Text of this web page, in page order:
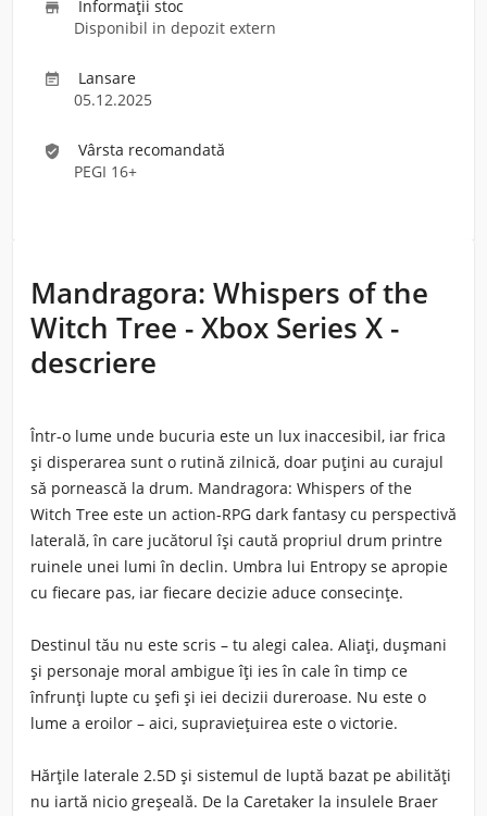

Informaţii stoc
Disponibil in depozit extern

Lansare
05.12.2025
verified_user
Vârsta recomandată
PEGI 16+
Mandragora: Whispers of the
Witch Tree - Xbox Series X -
descriere
Într-o lume unde bucuria este un lux inaccesibil, iar frica
și disperarea sunt o rutină zilnică, doar puțini au curajul
să pornească la drum. Mandragora: Whispers of the
Witch Tree este un action-RPG dark fantasy cu perspectivă
laterală, în care jucătorul își caută propriul drum printre
ruinele unei lumi în declin. Umbra lui Entropy se apropie
cu fiecare pas, iar fiecare decizie aduce consecințe.
Destinul tău nu este scris – tu alegi calea. Aliați, dușmani
și personaje moral ambigue îți ies în cale în timp ce
înfrunți lupte cu șefi și iei decizii dureroase. Nu este o
lume a eroilor – aici, supraviețuirea este o victorie.
Hărțile laterale 2.5D și sistemul de luptă bazat pe abilități
nu iartă nicio greșeală. De la Caretaker la insulele Braer